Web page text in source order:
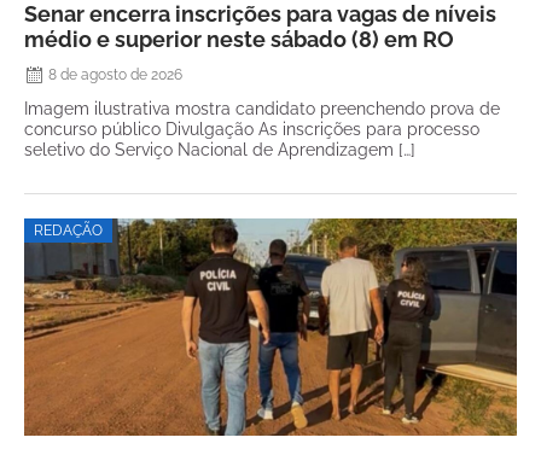
Senar encerra inscrições para vagas de níveis
médio e superior neste sábado (8) em RO
8 de agosto de 2026
Imagem ilustrativa mostra candidato preenchendo prova de
concurso público Divulgação As inscrições para processo
seletivo do Serviço Nacional de Aprendizagem […]
REDAÇÃO